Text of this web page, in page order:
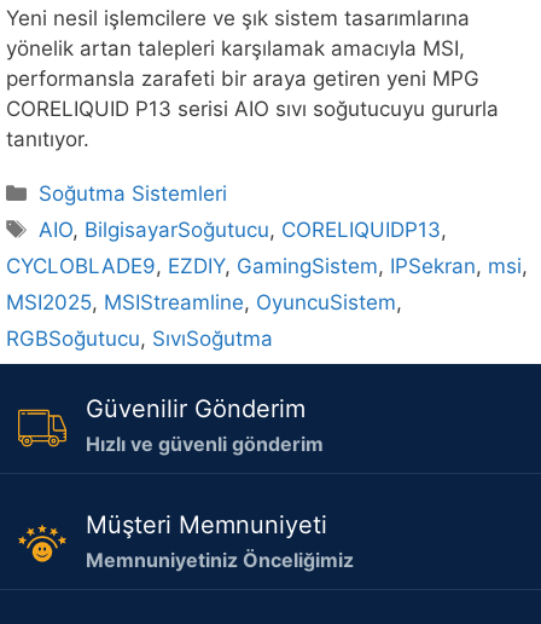
Yeni nesil işlemcilere ve şık sistem tasarımlarına
yönelik artan talepleri karşılamak amacıyla MSI,
performansla zarafeti bir araya getiren yeni MPG
CORELIQUID P13 serisi AIO sıvı soğutucuyu gururla
tanıtıyor.
Kategoriler
Soğutma Sistemleri
Etiketler
AIO, BilgisayarSoğutucu, CORELIQUIDP13,
CYCLOBLADE9, EZDIY, GamingSistem, IPSekran, msi,
MSI2025, MSIStreamline, OyuncuSistem,
RGBSoğutucu, SıvıSoğutma
Güvenilir Gönderim
Hızlı ve güvenli gönderim
Müşteri Memnuniyeti
Memnuniyetiniz Önceliğimiz